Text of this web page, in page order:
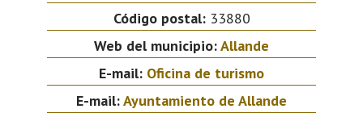
Código postal:33880
Web del municipio:Allande
E-mail: Oficina de turismo
E-mail:Ayuntamiento de Allande